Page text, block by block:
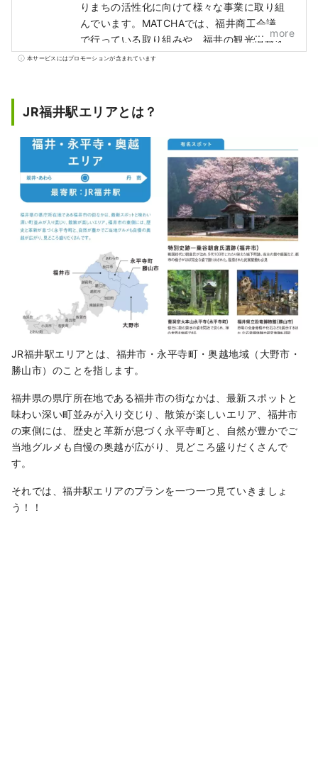
りまちの活性化に向けて様々な事業に取り組
んでいます。MATCHAでは、福井商工会議所
で行っている取り組みや、福井の観光情報を
発信していきます。記事を通して、少しでも
more
本サービスにはプロモーションが含まれています
JR福井駅エリアとは？
JR福井駅エリアとは、福井市・永平寺町・奥越地域（大野市・
勝山市）のことを指します。
福井県の県庁所在地である福井市の街なかは、最新スポットと
味わい深い町並みが入り交じり、散策が楽しいエリア、福井市
の東側には、歴史と革新が息づく永平寺町と、自然が豊かでご
当地グルメも自慢の奥越が広がり、見どころ盛りだくさんで
す。
それでは、福井駅エリアのプランを一つ一つ見ていきましょ
う！！